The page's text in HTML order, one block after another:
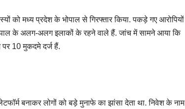
को मध्य प्रदेश के भोपाल से गिरफ्तार किया. पकड़े गए आरोपियों
के अलग-अलग इलाकों के रहने वाले हैं. जांच में सामने आया कि
10 मुकदमे दर्ज हैं.
बनाकर लोगों को बड़े मुनाफे का झांसा देता था. निवेश के नाम